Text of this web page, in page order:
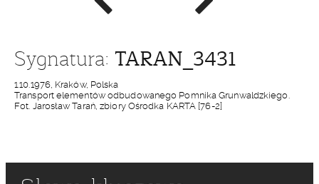
zdjęcie
zdjęcie
Sygnatura: TARAN_3431
1.10.1976, Kraków, Polska
Transport elementów odbudowanego Pomnika Grunwaldzkiego.
Fot. Jarosław Tarań, zbiory Ośrodka KARTA [76-2]